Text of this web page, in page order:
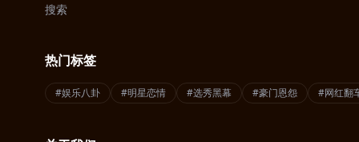
搜索
热门标签
#娱乐八卦 #明星恋情 #选秀黑幕 #豪门恩怨 #网红翻